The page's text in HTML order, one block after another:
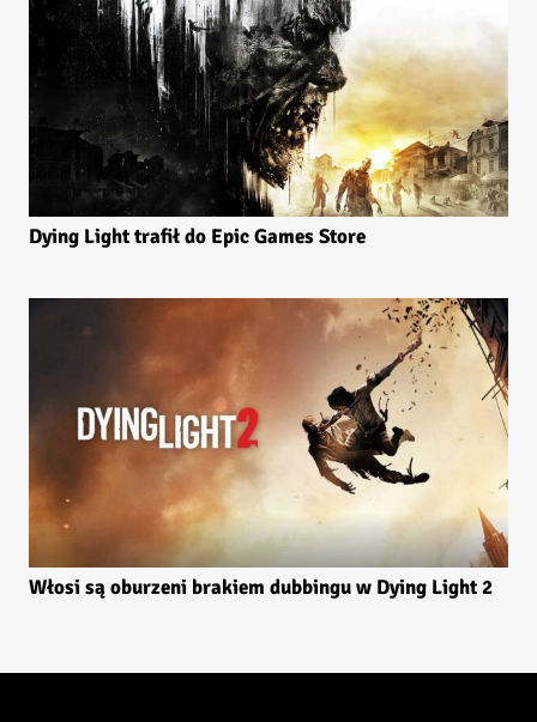
Dying Light trafił do Epic Games Store
Włosi są oburzeni brakiem dubbingu w Dying Light 2